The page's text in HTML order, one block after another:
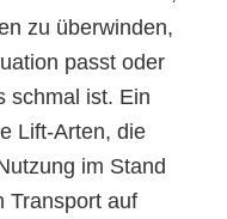
zu überwinden,
passt oder
schmal ist. Ein
Lift-Arten, die
im Stand
Transport auf